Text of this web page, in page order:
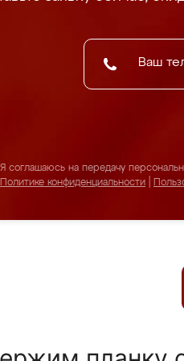
Я соглашаюсь на передачу
Политике конфиденциальности